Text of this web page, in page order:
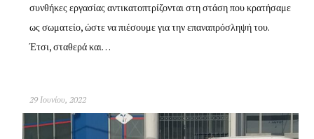
συνθήκες εργασίας αντικατοπτρίζονται στη στάση που κρατήσαμε
ως σωματείο, ώστε να πιέσουμε για την επαναπρόσληψή του.
Έτσι, σταθερά και…
29 Ιουνίου, 2022